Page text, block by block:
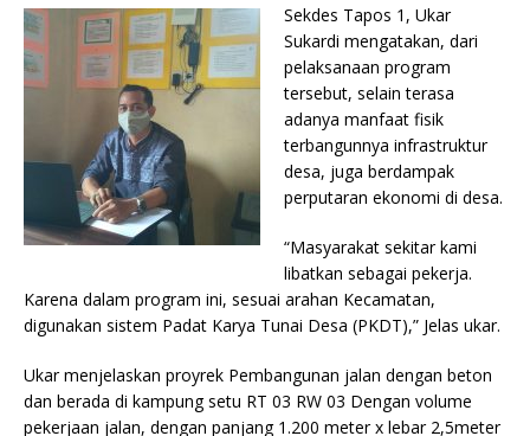
Sekdes Tapos 1, Ukar
Sukardi mengatakan, dari
pelaksanaan program
tersebut, selain terasa
adanya manfaat fisik
terbangunnya infrastruktur
desa, juga berdampak
perputaran ekonomi di desa.
“Masyarakat sekitar kami
libatkan sebagai pekerja.
Karena dalam program ini, sesuai arahan Kecamatan,
digunakan sistem Padat Karya Tunai Desa (PKDT),” Jelas ukar.
Ukar menjelaskan proyrek Pembangunan jalan dengan beton
dan berada di kampung setu RT 03 RW 03 Dengan volume
pekerjaan jalan, dengan panjang 1.200 meter x lebar 2,5meter